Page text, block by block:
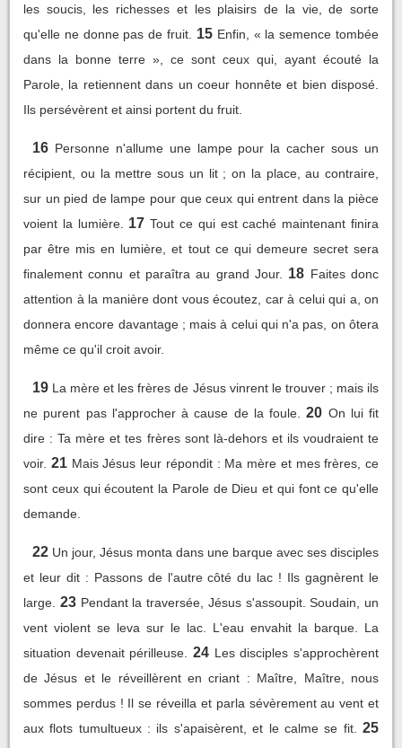
les soucis, les richesses et les plaisirs de la vie, de sorte
qu'elle ne donne pas de fruit.
15 Enfin, « la semence tombée
dans la bonne terre », ce sont ceux qui, ayant écouté la
Parole, la retiennent dans un coeur honnête et bien disposé.
Ils persévèrent et ainsi portent du fruit.
16 Personne n'allume une lampe pour la cacher sous un
récipient, ou la mettre sous un lit ; on la place, au contraire,
sur un pied de lampe pour que ceux qui entrent dans la pièce
voient la lumière.
17 Tout ce qui est caché maintenant finira
par être mis en lumière, et tout ce qui demeure secret sera
finalement connu et paraîtra au grand Jour.
18 Faites donc
attention à la manière dont vous écoutez, car à celui qui a, on
donnera encore davantage ; mais à celui qui n'a pas, on ôtera
même ce qu'il croit avoir.
19 La mère et les frères de Jésus vinrent le trouver ; mais ils
ne purent pas l'approcher à cause de la foule.
20 On lui fit
dire : Ta mère et tes frères sont là-dehors et ils voudraient te
voir. 21 Mais Jésus leur répondit : Ma mère et mes frères, ce
sont ceux qui écoutent la Parole de Dieu et qui font ce qu'elle
demande.
22 Un jour, Jésus monta dans une barque avec ses disciples
et leur dit : Passons de l'autre côté du lac ! Ils gagnèrent le
large. 23 Pendant la traversée, Jésus s'assoupit. Soudain, un
vent violent se leva sur le lac. L'eau envahit la barque. La
situation devenait périlleuse.
24 Les disciples s'approchèrent
de Jésus et le réveillèrent en criant : Maître, Maître, nous
sommes perdus ! Il se réveilla et parla sévèrement au vent et
aux flots tumultueux : ils s'apaisèrent, et le calme se fit.
25